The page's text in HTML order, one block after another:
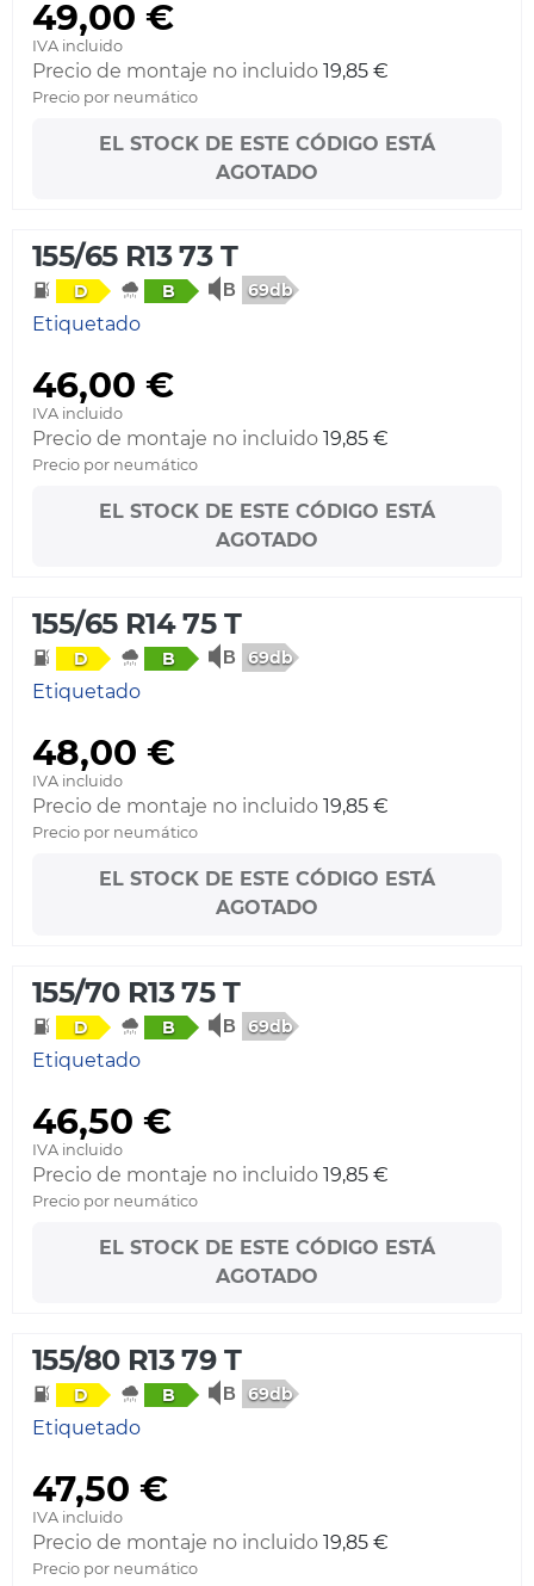
49,00 €
IVA incluido
Precio de montaje no incluido 19,85 €
Precio por neumático
EL STOCK DE ESTE CÓDIGO ESTÁ
AGOTADO
155/65 R13 73 T
D B 69db
Etiquetado
46,00 €
IVA incluido
Precio de montaje no incluido 19,85 €
Precio por neumático
EL STOCK DE ESTE CÓDIGO ESTÁ
AGOTADO
155/65 R14 75 T
D B 69db
Etiquetado
48,00 €
IVA incluido
Precio de montaje no incluido 19,85 €
Precio por neumático
EL STOCK DE ESTE CÓDIGO ESTÁ
AGOTADO
155/70 R13 75 T
D B 69db
Etiquetado
46,50 €
IVA incluido
Precio de montaje no incluido 19,85 €
Precio por neumático
EL STOCK DE ESTE CÓDIGO ESTÁ
AGOTADO
155/80 R13 79 T
D B 69db
Etiquetado
47,50 €
IVA incluido
Precio de montaje no incluido 19,85 €
Precio por neumático